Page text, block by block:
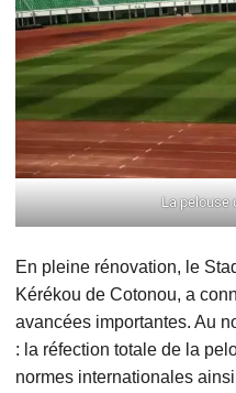
La pelouse
En pleine rénovation, le
Kérékou de Cotonou, a
avancées importantes. Au
: la réfection totale de la
normes internationales